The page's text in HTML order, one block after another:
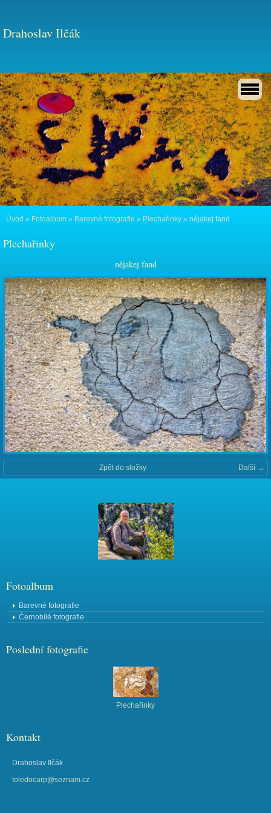
Drahoslav Ilčák
Úvod » Fotoalbum » Barevné fotografie » Plechařinky » nějakej fand
Plechařinky
nějakej fand
Další →
Zpět do složky
Fotoalbum
Barevné fotografie
Černobílé fotografie
Poslední fotografie
Plechařinky
Kontakt
Drahoslav Ilčák
toledocarp@seznam.cz